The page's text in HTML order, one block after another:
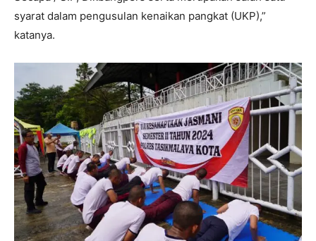
syarat dalam pengusulan kenaikan pangkat (UKP),”
katanya.